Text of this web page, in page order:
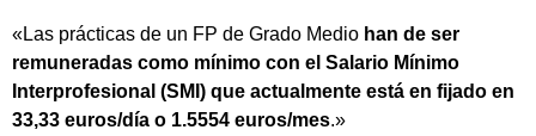
«Las prácticas de un FP de Grado Medio han de ser
remuneradas como mínimo con el Salario Mínimo
Interprofesional (SMI) que actualmente está en fijado en
33,33 euros/día o 1.5554 euros/mes.»